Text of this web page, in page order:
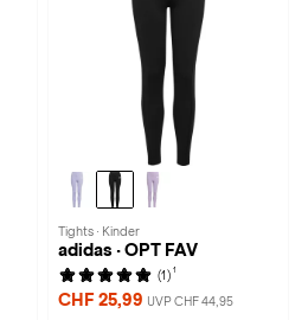
Tights · Kinder
adidas · OPT FAV
(1) 1
CHF 25,99 UVP CHF 44,95